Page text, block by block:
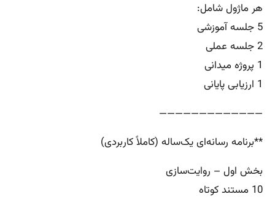
هر ماژول شامل:
5 جلسه آموزشی
2 جلسه عملی
1 پروژه میدانی
1 ارزیابی پایانی
—————————————
**برنامه رسانه‌ای یک‌ساله (کاملاً کاربردی)
بخش اول – روایت‌سازی
10 مستند کوتاه